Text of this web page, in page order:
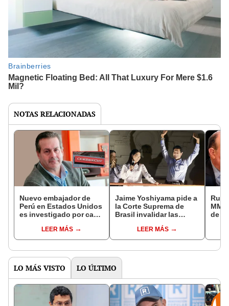
NOTAS RELACIONADAS
Nuevo embajador de
Perú en Estados Unidos
es investigado por caso
LEER MÁS
Jaime Yoshiyama pide a
la Corte Suprema de
Brasil invalidar las
LEER MÁS
de
LO MÁS VISTO LO ÚLTIMO